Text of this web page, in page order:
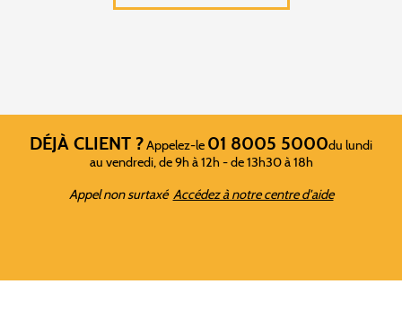
DÉJÀ CLIENT ?Appelez-le 01 8005 5000du lundi
au vendredi, de 9h à 12h - de 13h30 à 18h
Appel non surtaxé Accédez à notre centre d'aide